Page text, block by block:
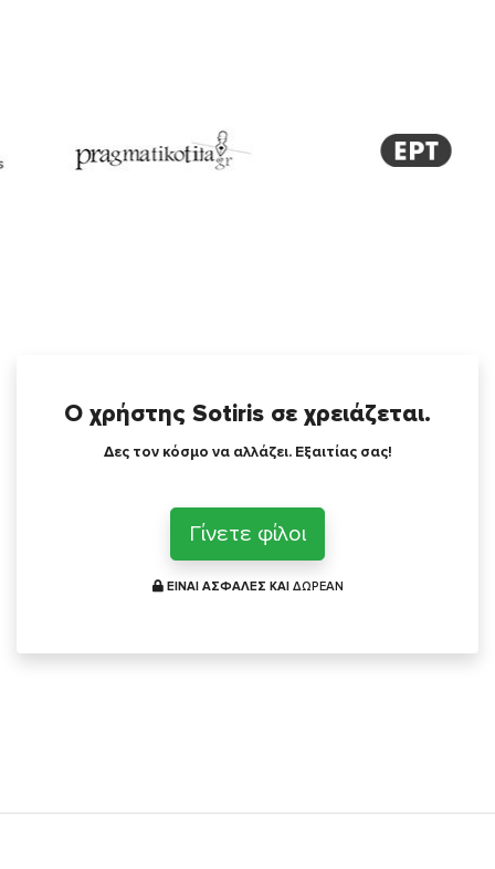
Ο χρήστης Sotiris σε χρειάζεται.
Δες τον κόσμο να αλλάζει. Εξαιτίας σας!
Γίνετε φίλοι
ΕΙΝΑΙ ΑΣΦΑΛΕΣ ΚΑΙ ΔΩΡΕΑΝ